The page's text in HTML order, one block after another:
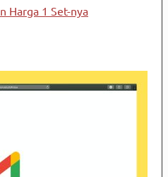
Harga 1 Set-nya